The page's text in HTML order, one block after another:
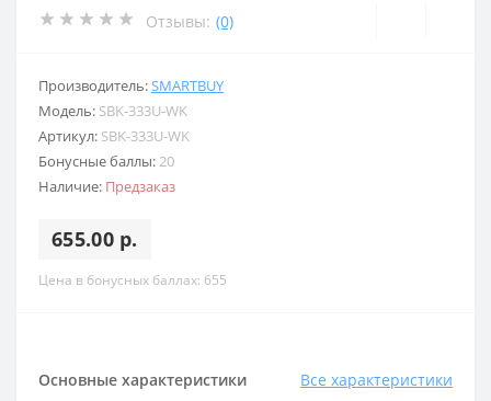
Отзывы: (0)
Производитель:SMARTBUY
Модель: SBK-333U-WK
Артикул: SBK-333U-WK
Бонусные баллы:20
Наличие: Предзаказ
655.00 р.
Цена в бонусных баллах: 655
Основные характеристики Все характеристики